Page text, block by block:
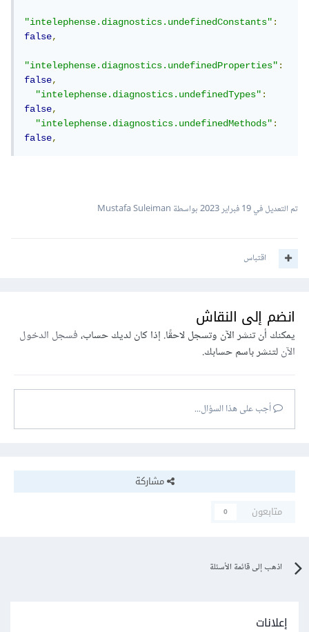
"intelephense.diagnostics.undefinedConstants":
false,
"intelephense.diagnostics.undefinedProperties":
false,
"intelephense.diagnostics.undefinedTypes":
false,
"intelephense.diagnostics.undefinedMethods":
false,
تم التعديل في19 فبراير 2023 بواسطة Mustafa Suleiman
اقتباس
انضم إلى النقاش
يمكنك أن تنشر الآن وتسجل لاحقًا. إذا كان لديك حساب،فسجل الدخول
الآنلتنشر باسم حسابك.
أجب على هذا السؤال...
مشاركة
متابعون
0
اذهب إلى قائمة الأسئلة
إعلانات